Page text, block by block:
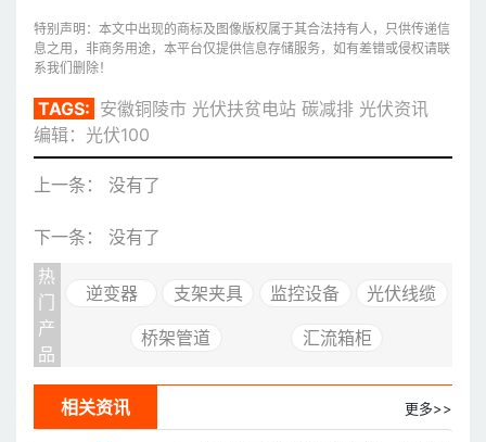
特别声明：本文中出现的商标及图像版权属于其合法持有人，只供传递信
息之用，非商务用途，本平台仅提供信息存储服务，如有差错或侵权请联
系我们删除！
TAGS: 安徽铜陵市 光伏扶贫电站 碳减排 光伏资讯
编辑：光伏100
上一条： 没有了
下一条： 没有了
热
门
产
品
逆变器 支架夹具 监控设备 光伏线缆
桥架管道 汇流箱柜
相关资讯 更多>>